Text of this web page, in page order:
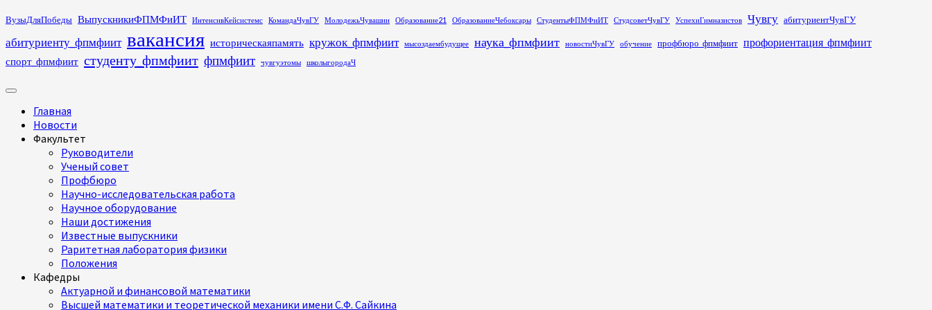
Перейти
содержимому
ВузыДляПобеды ВыпускникиФПМФиИТ ИнтенсивКейсистемс КомандаЧувГУ МолодежьЧувашии Образование21 ОбразованиеЧебоксары СтудентыФПМФиИТ СтудсоветЧувГУ УспехиГимназистов Чувгу абитуриентЧувГУ
абитуриенту_фпмфиит вакансия историческаяпамять кружок_фпмфиит мысоздаембудущее наука_фпмфиит новостиЧувГУ обучение профбюро_фпмфиит профориентация_фпмфиит
спорт_фпмфиит студенту_фпмфиит фпмфиит чувгуэтомы школыгородаЧ
Основное
Главная
Новости
Факультет
Руководители
Ученый совет
Профбюро
Научно-исследовательская работа
Научное оборудование
Наши достижения
Известные выпускники
Раритетная лаборатория физики
Положения
Кафедры
Актуарной и финансовой математики
Высшей математики и теоретической механики имени С.Ф. Сайкина